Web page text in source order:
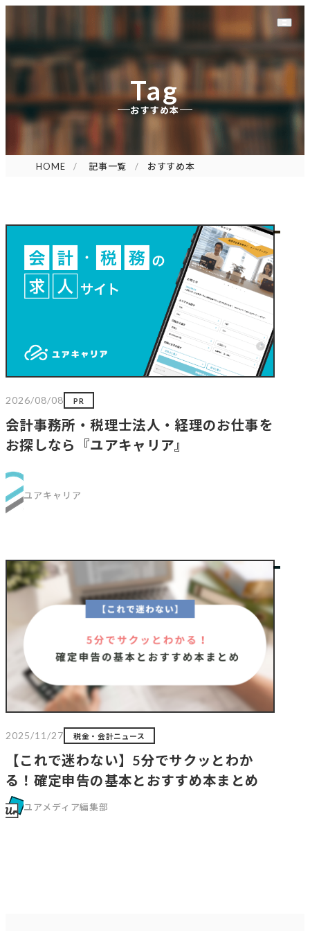
Tag
おすすめ本
HOME 記事一覧 おすすめ本
2026/08/08 PR
会計事務所・税理士法人・経理のお仕事を
お探しなら『ユアキャリア』
ユアキャリア
2025/11/27 税金・会計ニュース
【これで迷わない】5分でサクッとわか
る！確定申告の基本とおすすめ本まとめ
ユアメディア編集部